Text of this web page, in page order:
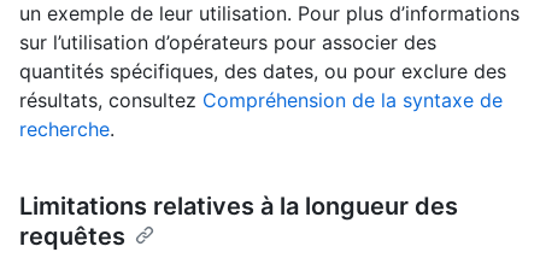
un exemple de leur utilisation. Pour plus d’informations
sur l’utilisation d’opérateurs pour associer des
quantités spécifiques, des dates, ou pour exclure des
résultats, consultez Compréhension de la syntaxe de
recherche.
Limitations relatives à la longueur des
requêtes